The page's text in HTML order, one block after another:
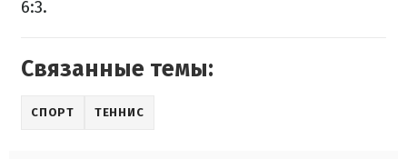
6:3.
Связанные темы:
СПОРТ ТЕННИС